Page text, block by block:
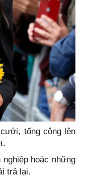
tổng cộng lên
hoặc những
trả lại.